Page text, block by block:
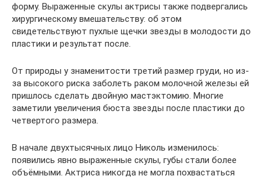
форму. Выраженные скулы актрисы также подвергались
хирургическому вмешательству: об этом
свидетельствуют пухлые щечки звезды в молодости до
пластики и результат после.
От природы у знаменитости третий размер груди, но из-
за высокого риска заболеть раком молочной железы ей
пришлось сделать двойную мастэктомию. Многие
заметили увеличения бюста звезды после пластики до
четвертого размера.
В начале двухтысячных лицо Николь изменилось:
появились явно выраженные скулы, губы стали более
объёмными. Актриса никогда не могла похвастаться